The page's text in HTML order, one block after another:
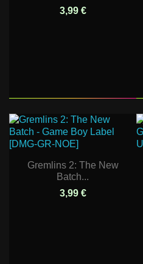
3,99 €
Gremlins 2: The New
Batch...
3,99 €